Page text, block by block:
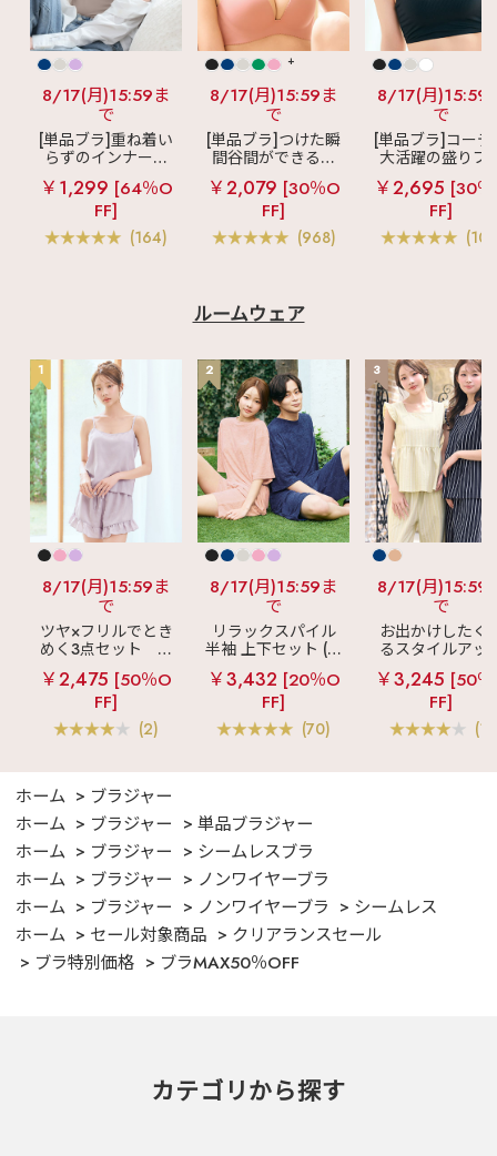
8/17(月)15:59ま
で
[単品ブラ]重ね着い
らずのインナーブ
ラ
リッチバスト
ブラトップ (ワイヤ
ー入り)
￥1,299 [64％O
FF]
(164)
+
8/17(月)15:59ま
で
[単品ブラ]つけた瞬
間谷間ができるシ
ームレスブラ
超
盛ブラ(R) シームレ
ス 単品ブラジャー
￥2,079 [30％O
FF]
(968)
8/17(月)15:59
で
[単品ブラ]コーデ
大活躍の盛りブ
ショートレン
ス ブラトップ 超
ブラ(R) 単品ブ
ャー
￥2,695 [30
FF]
ルームウェア
1
8/17(月)15:59ま
で
ツヤ×フリルでとき
めく3点セット
シ
ルキー ショートパ
ンツ 3点セット
￥2,475 [50％O
FF]
(2)
2
8/17(月)15:59ま
で
リラックスパイル
半袖 上下セット (男
女兼用サイズ)
￥3,432 [20％O
FF]
(70)
3
8/17(月)15:59
で
お出かけしたく
るスタイルアッ
見え
ストライ
フリル ロングパ
ツ 綿混 上下セ
￥3,245 [50
FF]
(1)
ホーム
ブラジャー
ホーム
ブラジャー
単品ブラジャー
ホーム
ブラジャー
シームレスブラ
ホーム
ブラジャー
ノンワイヤーブラ
ホーム
ブラジャー ノンワイヤーブラ
シームレス
ホーム
セール対象商品
クリアランスセール
ブラ特別価格
ブラMAX50％OFF
カテゴリから探す